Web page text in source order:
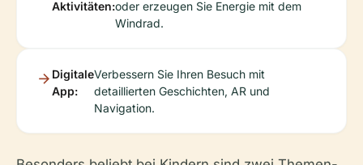
Aktivitäten:oder erzeugen Sie Energie mit dem
Windrad.
Digitale
App:
Verbessern Sie Ihren Besuch mit
detaillierten Geschichten, AR und
Navigation.